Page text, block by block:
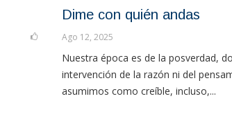
Dime con quién andas
Ago 12, 2025
Nuestra época es de la posverdad,
intervención de la razón ni del
asumimos como creíble, incluso,...